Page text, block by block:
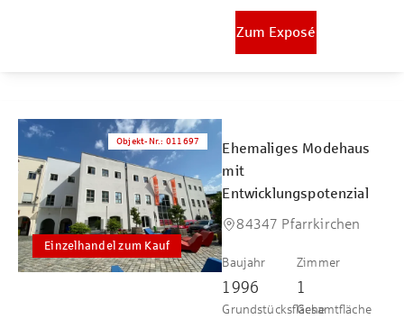
Zum Exposé
Einzelhandel zum Kauf
Objekt-Nr.: 011697
Ehemaliges Modehaus
mit
Entwicklungspotenzial
84347 Pfarrkirchen
Baujahr
1996
Zimmer
1
GrundstücksflächeGesamtfläche